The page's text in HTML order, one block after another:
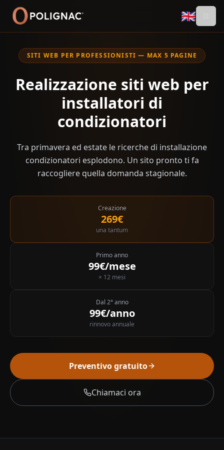
🇬🇧
SITI WEB PER PROFESSIONISTI — MAX 5 PAGINE
Realizzazione siti web per
installatori di
condizionatori
Tra primavera ed estate le ricerche di installazione
condizionatori esplodono. Un sito pronto ti fa
raccogliere quella domanda stagionale.
Creazione
269€
una tantum
Primo anno
99€/mese
× 12 mesi
Dal 2° anno
99€/anno
rinnovo annuale
Preventivo gratuito
Chiamaci ora